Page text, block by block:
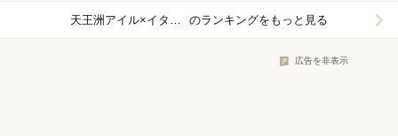
天王洲アイル×イタリアン のランキングをもっと見る
広告を非表示